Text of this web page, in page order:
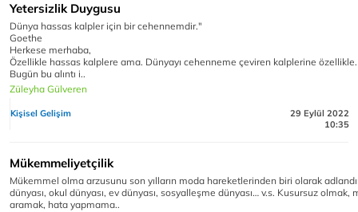
Yetersizlik Duygusu
Dünya hassas kalpler için bir cehennemdir."
Goethe
Herkese merhaba,
Özellikle hassas kalplere ama. Dünyayı cehenneme çeviren kalplerine özellikle.
Bugün bu alıntı i..
Züleyha Gülveren
Kişisel Gelişim
29 Eylül 2022
10:35
Mükemmeliyetçilik
Mükemmel olma arzusunu son yılların moda hareketlerinden biri olarak
dünyası, okul dünyası, ev dünyası, sosyalleşme dünyası… v.s. Kusursuz olmak,
aramak, hata yapmama..